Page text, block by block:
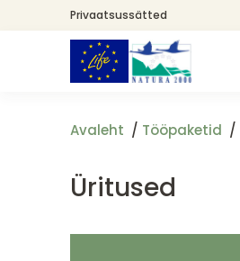
edasi
Privaatsussätted
Avaleht Tööpaketid
Üritused